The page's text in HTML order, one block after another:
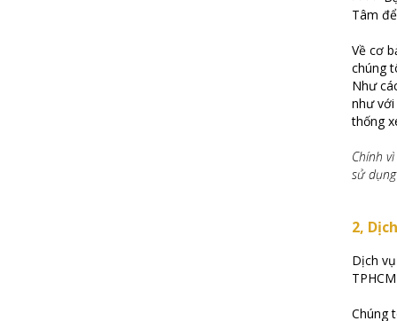
Tâm
Về cơ
chúng
Như
như
thống
Chính
sử
2,
Dịch
Chúng